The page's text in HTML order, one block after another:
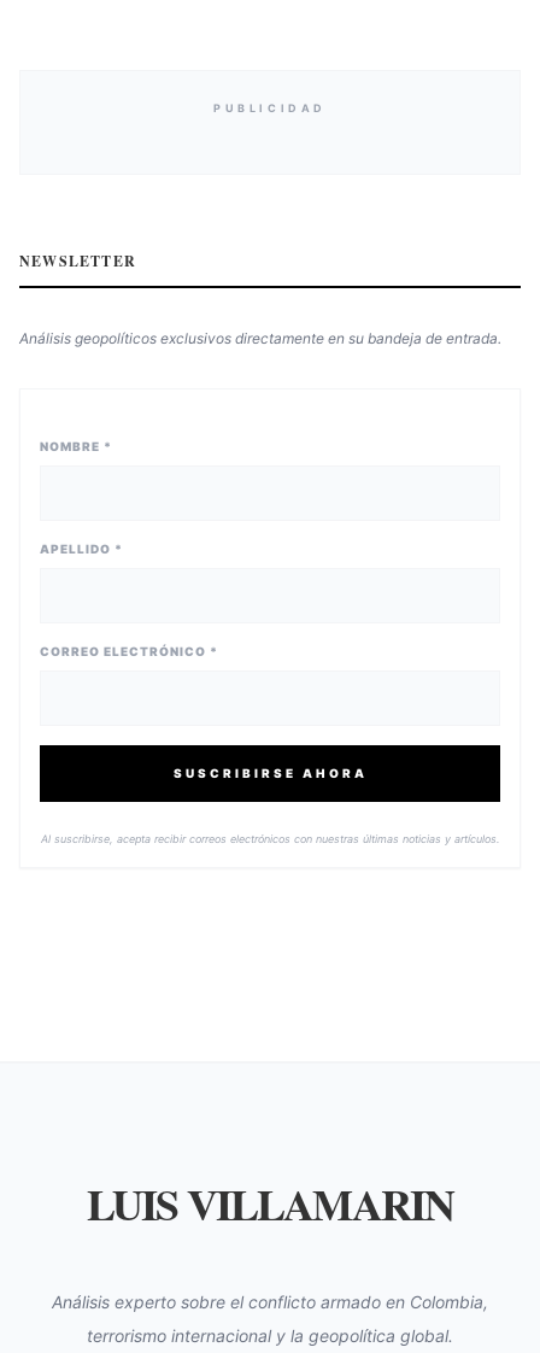
PUBLICIDAD
NEWSLETTER
Análisis geopolíticos exclusivos directamente en su bandeja de entrada.
NOMBRE *
APELLIDO *
CORREO ELECTRÓNICO *
SUSCRIBIRSE AHORA
Al suscribirse, acepta recibir correos electrónicos con nuestras últimas noticias y artículos.
LUIS VILLAMARIN
Análisis experto sobre el conflicto armado en Colombia,
terrorismo internacional y la geopolítica global.